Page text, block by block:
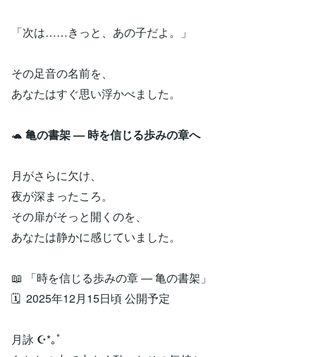
「次は……きっと、あの子だよ。」
その足音の名前を、
あなたはすぐ思い浮かべました。
🐢 亀の書架 — 時を信じる歩みの章へ
月がさらに欠け、
夜が深まったころ。
その扉がそっと開くのを、
あなたは静かに感じていました。
📖 「時を信じる歩みの章 ― 亀の書架」
🗓 2025年12月15日頃 公開予定
月詠 ☪︎*｡ﾟ